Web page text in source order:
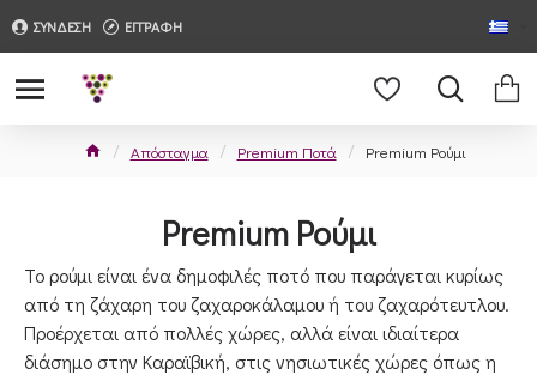
ΣΥΝΔΕΣΗ ΕΓΓΡΑΦΗ
Απόσταγμα Premium Ποτά Premium Ρούμι
Premium Ρούμι
Το ρούμι είναι ένα δημοφιλές ποτό που παράγεται κυρίως
από τη ζάχαρη του ζαχαροκάλαμου ή του ζαχαρότευτλου.
Προέρχεται από πολλές χώρες, αλλά είναι ιδιαίτερα
διάσημο στην Καραϊβική, στις νησιωτικές χώρες όπως η